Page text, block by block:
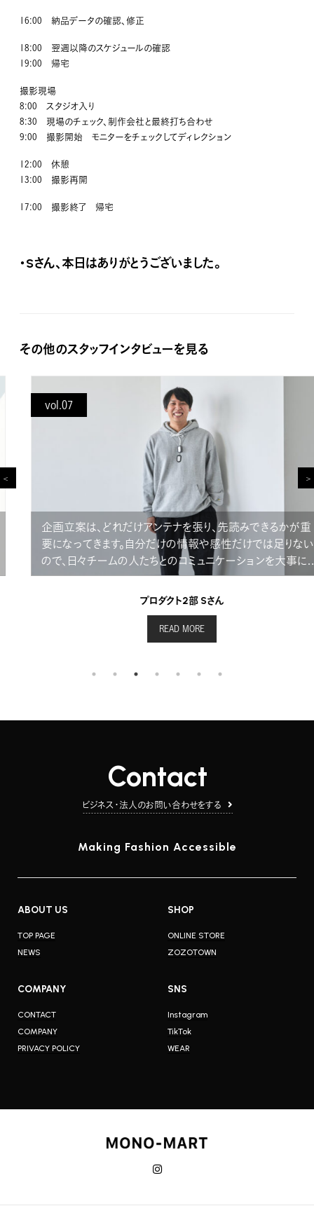
16:00 納品データの確認、修正
18:00 翌週以降のスケジュールの確認
19:00 帰宅
撮影現場
8:00 スタジオ入り
8:30 現場のチェック、制作会社と最終打ち合わせ
9:00 撮影開始 モニターをチェックしてディレクション
12:00 休憩
13:00 撮影再開
17:00 撮影終了 帰宅
・Sさん、本日はありがとうございました。
その他のスタッフインタビューを見る
vol.07
企画立案は、どれだけアンテナを張り、先読みできるかが重
要になってきます。自分だけの情報や感性だけでは足りない
ので、日々チームの人たちとのコミュニケーションを大事に業
務を進めています。
プロダクト2部 Sさん
READ MORE
Contact
ビジネス・法人のお問い合わせをする
Making Fashion Accessible
ABOUT US
TOP PAGE
NEWS
SHOP
ONLINE STORE
ZOZOTOWN
COMPANY
CONTACT
COMPANY
PRIVACY POLICY
SNS
Instagram
TikTok
WEAR